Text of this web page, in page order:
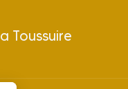
Toussuire